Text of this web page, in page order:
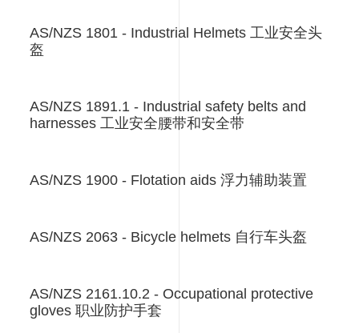
AS/NZS 1801 - Industrial Helmets 工业安全头
盔
AS/NZS 1891.1 - Industrial safety belts and
harnesses 工业安全腰带和安全带
AS/NZS 1900 - Flotation aids 浮力辅助装置
AS/NZS 2063 - Bicycle helmets 自行车头盔
AS/NZS 2161.10.2 - Occupational protective
gloves 职业防护手套